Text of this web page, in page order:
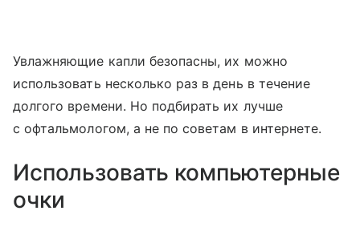
Увлажняющие капли безопасны, их можно
использовать несколько раз в день в течение
долгого времени. Но подбирать их лучше
с офтальмологом, а не по советам в интернете.
Использовать компьютерные
очки